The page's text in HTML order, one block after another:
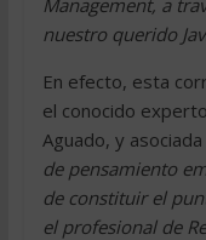
Management, a
nuestro querido
En efecto, esta
el conocido
Aguado, y asociada
de pensamiento
de constituir el
el profesional de